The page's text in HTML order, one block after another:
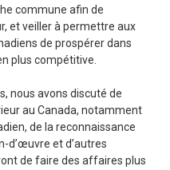
commune afin de
et veiller à permettre aux
de prospérer dans
plus compétitive.
nous avons discuté de
au Canada, notamment
de la reconnaissance
d’œuvre et d’autres
de faire des affaires plus